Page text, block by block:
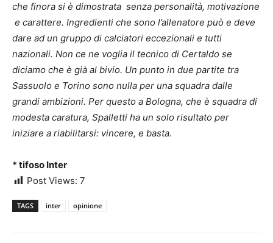
che finora si è dimostrata senza personalità, motivazione
e carattere. Ingredienti che sono l’allenatore può e deve
dare ad un gruppo di calciatori eccezionali e tutti
nazionali. Non ce ne voglia il tecnico di Certaldo se
diciamo che è già al bivio. Un punto in due partite tra
Sassuolo e Torino sono nulla per una squadra dalle
grandi ambizioni. Per questo a Bologna, che è squadra di
modesta caratura, Spalletti ha un solo risultato per
iniziare a riabilitarsi: vincere, e basta.
* tifoso Inter
Post Views: 7
TAGS inter opinione